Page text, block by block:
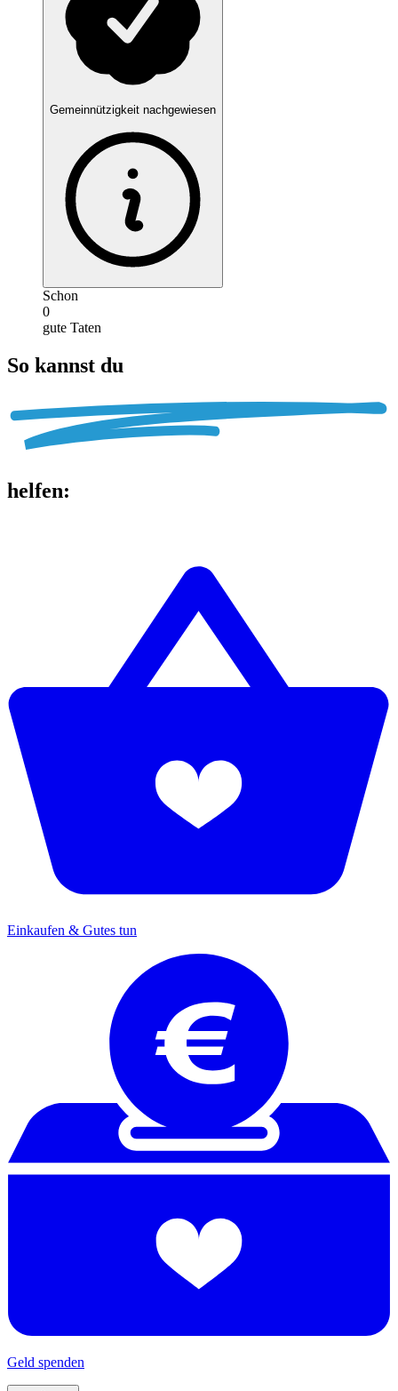
Gemeinnützigkeit nachgewiesen
Schon
0
gute Taten
So kannst du
helfen:
Einkaufen & Gutes tun
Geld spenden